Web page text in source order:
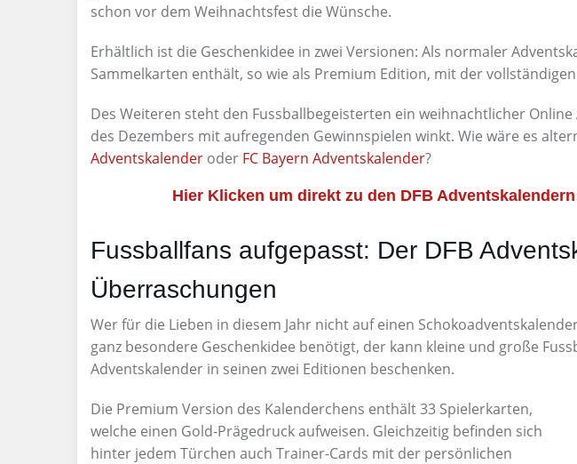
schon vor dem Weihnachtsfest die Wünsche.
Erhältlich ist die Geschenkidee in zwei Versionen: Als normaler
Sammelkarten enthält, so wie als Premium Edition, mit der
Des Weiteren steht den Fussballbegeisterten ein weihnachtlicher
des Dezembers mit aufregenden Gewinnspielen winkt. Wie wäre es
Adventskalender oder FC Bayern Adventskalender?
Hier Klicken um direkt zu den DFB
Fussballfans aufgepasst: Der DFB
Überraschungen
Wer für die Lieben in diesem Jahr nicht auf einen
ganz besondere Geschenkidee benötigt, der kann kleine und große
Adventskalender in seinen zwei Editionen beschenken.
Die Premium Version des Kalenderchens enthält 33 Spielerkarten,
welche einen Gold-Prägedruck aufweisen. Gleichzeitig befinden sich
hinter jedem Türchen auch Trainer-Cards mit der persönlichen